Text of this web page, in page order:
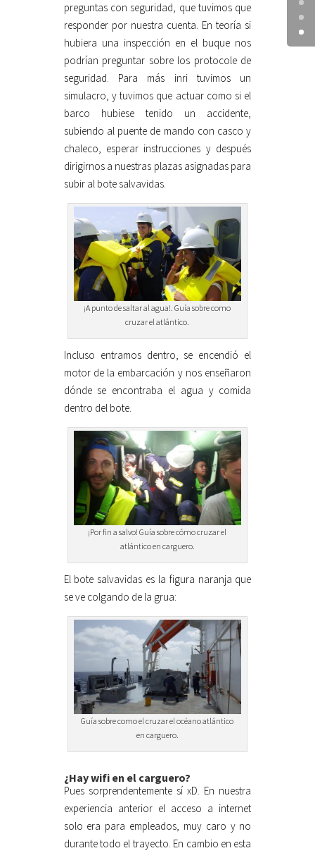
preguntas con seguridad, que tuvimos que
responder por nuestra cuenta. En teoría si
hubiera una inspección en el buque nos
podrían preguntar sobre los protocole de
seguridad. Para más inri tuvimos un
simulacro, y tuvimos que actuar como si el
barco hubiese tenido un accidente,
subiendo al puente de mando con casco y
chaleco, esperar instrucciones y después
dirigirnos a nuestras plazas asignadas para
subir al bote salvavidas.
¡A punto de saltar al agua!. Guía sobre como
cruzar el atlántico.
Incluso entramos dentro, se encendió el
motor de la embarcación y nos enseñaron
dónde se encontraba el agua y comida
dentro del bote.
¡Por fin a salvo! Guía sobre cómo cruzar el
atlántico en carguero.
El bote salvavidas es la figura naranja que
se ve colgando de la grua:
Guía sobre como el cruzar el océano atlántico
en carguero.
¿Hay wifi en el carguero?
Pues sorprendentemente sí xD. En nuestra
experiencia anterior el acceso a internet
solo era para empleados, muy caro y no
durante todo el trayecto. En cambio en esta